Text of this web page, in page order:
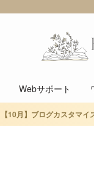
Webサポート
【10月】ブログカスタマイ